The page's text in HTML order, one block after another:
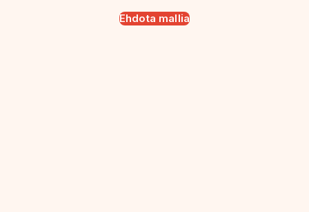
Ehdota mallia